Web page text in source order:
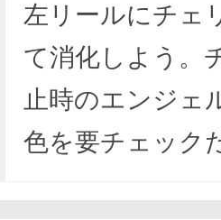
左リールにチェ
て消化しよう。
止時のエンジェ
色を要チェック